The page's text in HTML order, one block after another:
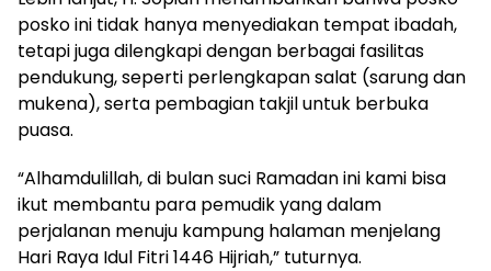
posko ini tidak hanya menyediakan tempat ibadah,
tetapi juga dilengkapi dengan berbagai fasilitas
pendukung, seperti perlengkapan salat (sarung dan
mukena), serta pembagian takjil untuk berbuka
puasa.
“Alhamdulillah, di bulan suci Ramadan ini kami bisa
ikut membantu para pemudik yang dalam
perjalanan menuju kampung halaman menjelang
Hari Raya Idul Fitri 1446 Hijriah,” tuturnya.